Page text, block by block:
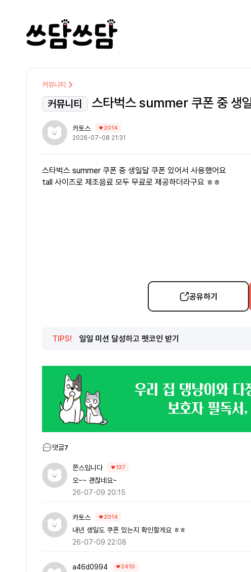
커뮤니티
커뮤니티 스타벅스 summer 쿠폰 중 생
카토스 2014
2026-07-08 21:31
스타벅스 summer 쿠폰 중 생일달 쿠폰 있어서 사용했어요
tall 사이즈로 제조음료 모두 무료로 제공하더라구요 ㅎㅎ
공유하기
TIPS! 일일 미션 달성하고 펫코인 받기
댓글7
쫀스입니다 137
오~~ 괜찮네요~
26-07-09 20:15
카토스 2014
내년 생일도 쿠폰 있는지 확인할게요 ㅎㅎ
26-07-09 22:08
a46d0994 2410